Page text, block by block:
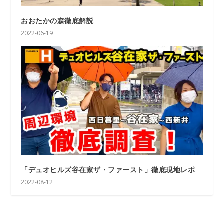
おおたかの森徹底解説
2022-06-19
「デュオヒルズ谷在家ザ・ファースト」徹底現地レポ
2022-08-12